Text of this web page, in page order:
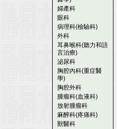
婦產科
眼科
病理科(檢驗科)
外科
耳鼻喉科(聽力和語
言治療)
泌尿科
胸腔內科(重症醫
學)
胸腔外科
腫瘤科(血液科)
放射腫瘤科
麻醉科(疼痛科)
獸醫科